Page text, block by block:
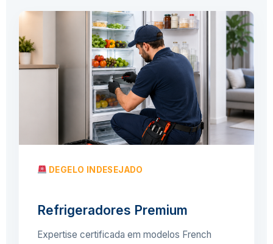
DEGELO INDESEJADO
Refrigeradores Premium
Expertise certificada em modelos French